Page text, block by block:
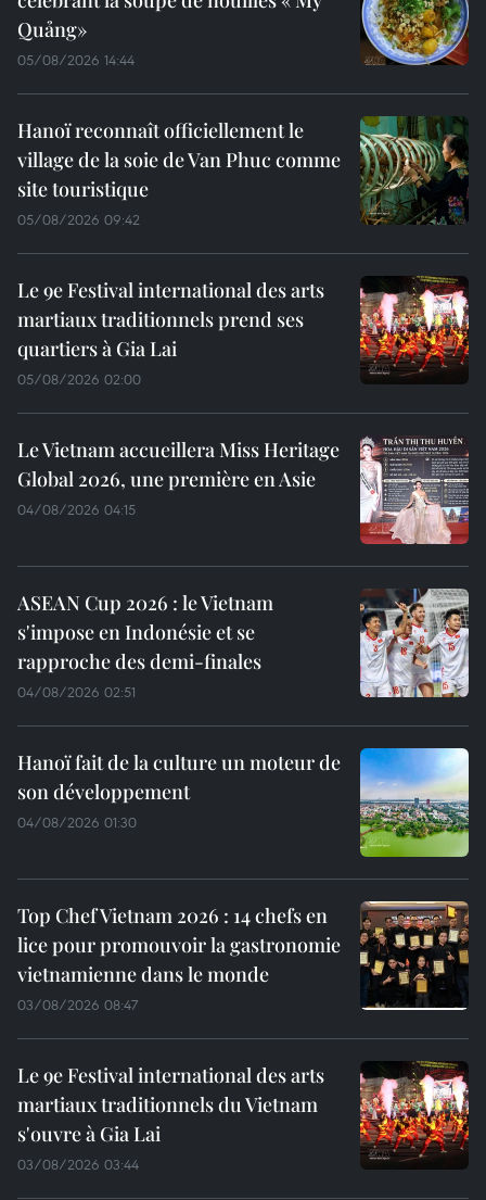
Quảng»
05/08/2026 14:44
Hanoï reconnaît officiellement le
village de la soie de Van Phuc comme
site touristique
05/08/2026 09:42
Le 9e Festival international des arts
martiaux traditionnels prend ses
quartiers à Gia Lai
05/08/2026 02:00
Le Vietnam accueillera Miss Heritage
Global 2026, une première en Asie
04/08/2026 04:15
ASEAN Cup 2026 : le Vietnam
s'impose en Indonésie et se
rapproche des demi-finales
04/08/2026 02:51
Hanoï fait de la culture un moteur de
son développement
04/08/2026 01:30
Top Chef Vietnam 2026 : 14 chefs en
lice pour promouvoir la gastronomie
vietnamienne dans le monde
03/08/2026 08:47
Le 9e Festival international des arts
martiaux traditionnels du Vietnam
s'ouvre à Gia Lai
03/08/2026 03:44